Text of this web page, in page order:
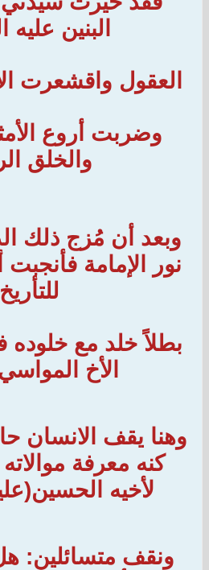
البنين عليه
العقول واقشعرت
وضربت أروع
والخلق
وبعد أن مُزج ذلك
نور الإمامة
للتأريخ
بطلاً خلد مع
الأخ
وهنا يقف الانسان
كنه معرفة
لأخيه
ونقف متسائلين: